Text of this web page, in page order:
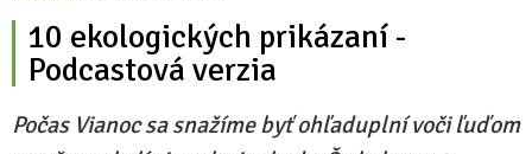
10 ekologických prikázaní -
Podcastová verzia
Počas Vianoc sa snažíme byť ohľaduplní voči ľuďom